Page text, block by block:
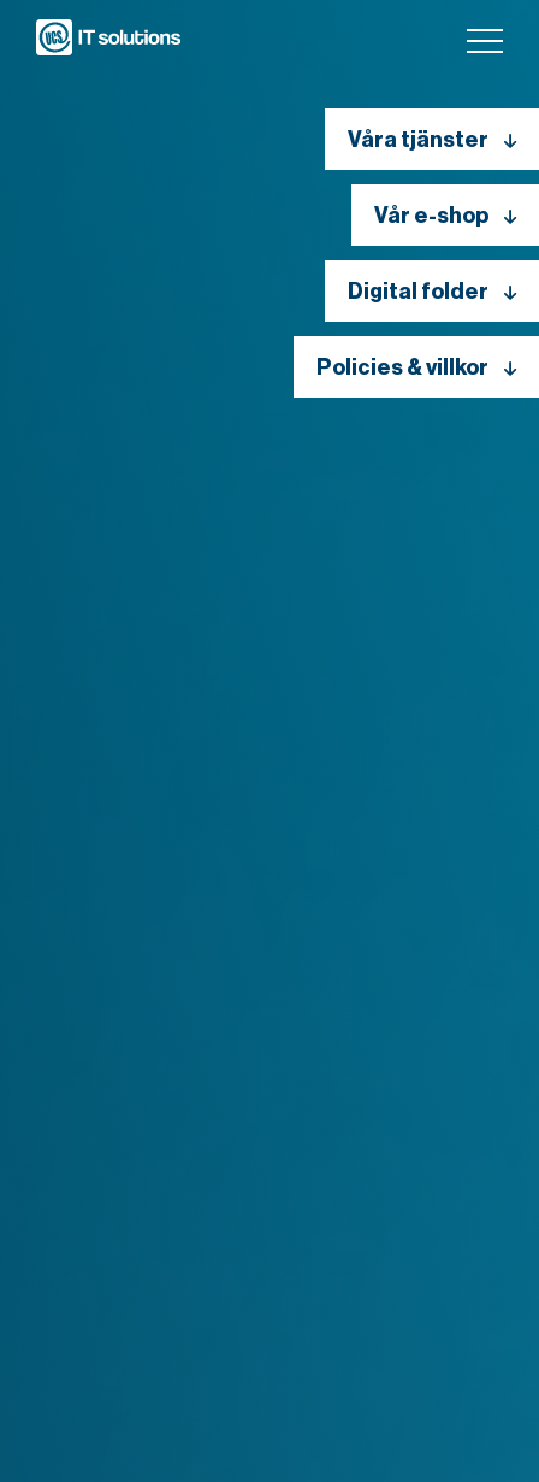
Våra tjänster
Vår e-shop
Digital folder
Policies & villkor